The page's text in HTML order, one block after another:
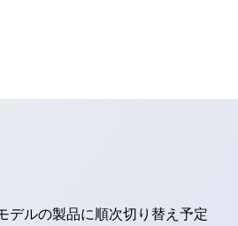
ルの製品に順次切り替え予定